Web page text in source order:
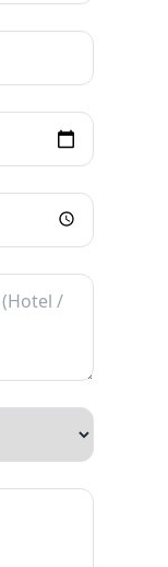
warga.
di
langsung
jalan utama
besar di
rute jarak